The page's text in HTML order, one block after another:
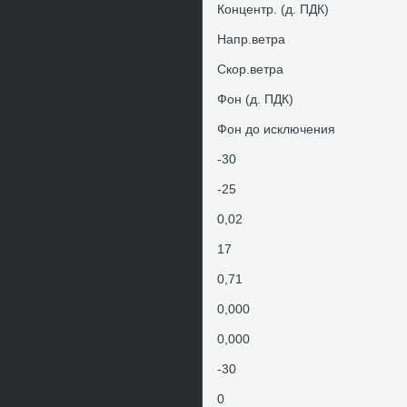
Концентр. (д. ПДК)
Напр.ветра
Скор.ветра
Фон (д. ПДК)
Фон дο исключения
-30
-25
0,02
17
0,71
0,000
0,000
-30
0